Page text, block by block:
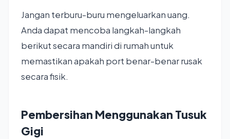
Jangan terburu-buru mengeluarkan uang.
Anda dapat mencoba langkah-langkah
berikut secara mandiri di rumah untuk
memastikan apakah port benar-benar rusak
secara fisik.
Pembersihan Menggunakan Tusuk
Gigi